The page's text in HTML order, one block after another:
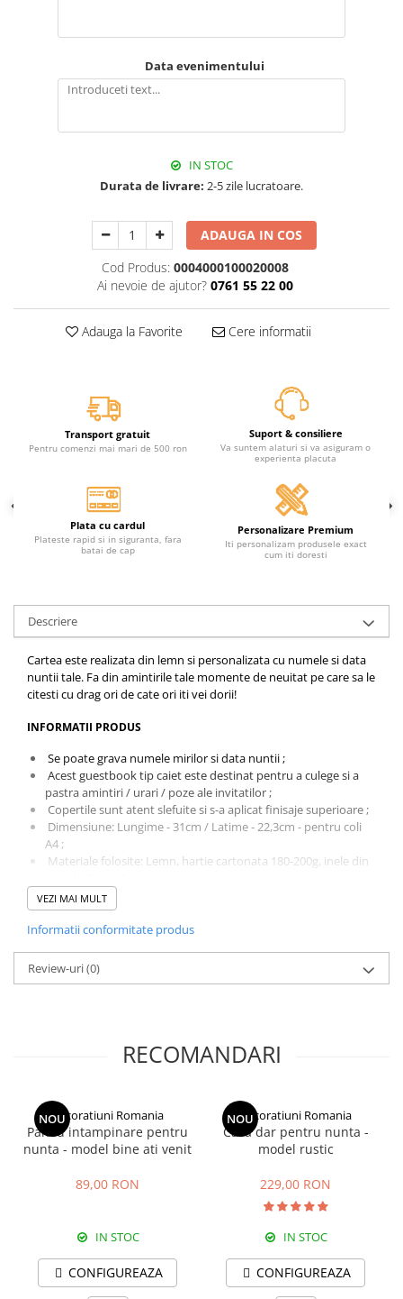
Data evenimentului
IN STOC
Durata de livrare: 2-5 zile lucratoare.
ADAUGA IN COS
Cod Produs: 0004000100020008
Ai nevoie de ajutor? 0761 55 22 00
Adauga la Favorite Cere informatii
Transport gratuit
Pentru comenzi mai mari de 500 ron
Suport & consiliere
Va suntem alaturi si va asiguram o
experienta placuta
Plata cu cardul
Plateste rapid si in siguranta, fara
batai de cap
Personalizare Premium
Iti personalizam produsele exact
cum iti doresti
Descriere
Cartea este realizata din lemn si personalizata cu numele si data
nuntii tale. Fa din amintirile tale momente de neuitat pe care sa le
citesti cu drag ori de cate ori iti vei dorii!
INFORMATII PRODUS
Se poate grava numele mirilor si data nuntii ;
Acest guestbook tip caiet este destinat pentru a culege si a
pastra amintiri / urari / poze ale invitatilor ;
Copertile sunt atent slefuite si s-a aplicat finisaje superioare ;
Dimensiune: Lungime - 31cm / Latime - 22,3cm - pentru coli
A4 ;
Materiale folosite: Lemn, hartie cartonata 180-200g, inele din
Culoare: natur, vintage ;
Grosime material/lemn folosit: 4mm ;
Produsul din imagini este natur.
BINE DE STIUT
fiecare bloc de lemn poate fi diferita fata de cea prezentata in
Produsul poate contine erori de dimensiune intre 1-10mm.
VEZI MAI MULT
Informatii conformitate produs
Review-uri(0)
RECOMANDARI
NOUDecoratiuni Romania
Panou intampinare pentru
nunta - model bine ati venit
89,00 RON
IN STOC
CONFIGUREAZA
NOUDecoratiuni Romania
Casa dar pentru nunta -
model rustic
229,00 RON
IN STOC
CONFIGUREAZA